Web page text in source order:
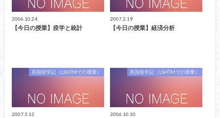
2006.10.24
【今日の授業】疫学と統計
2007.2.19
【今日の授業】経済分析
英国留学記（LSHTMでの授業）
2007.3.12
英国留学記（LSHTMでの授業）
2006.10.10